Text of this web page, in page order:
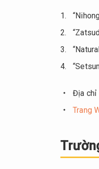
Địa chỉ
Trang